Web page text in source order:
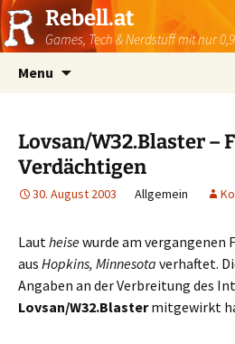
Rebell.at
Games, Tech & Nerdstuff mit nur
Menu
Lovsan/W32.Blaster –
Verdächtigen
30. August 2003 Allgemein
Lautheisewurde am vergangenen
aus Hopkins, Minnesota verhaftet.
Angaben an der Verbreitung des
Lovsan/W32.Blastermitgewirkt